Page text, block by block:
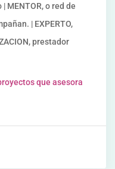
MENTOR, o red de
| EXPERTO,
prestador
que asesora